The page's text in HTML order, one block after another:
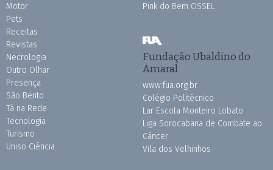
Motor
Pets
Receitas
Revistas
Necrologia
Outro Olhar
Presença
São Bento
Tá na Rede
Tecnologia
Turismo
Uniso Ciência
Pink do Bem OSSEL
Fundação Ubaldino do
Amaral
www.fua.org.br
Colégio Politécnico
Lar Escola Monteiro Lobato
Liga Sorocabana de Combate ao
Câncer
Vila dos Velhinhos